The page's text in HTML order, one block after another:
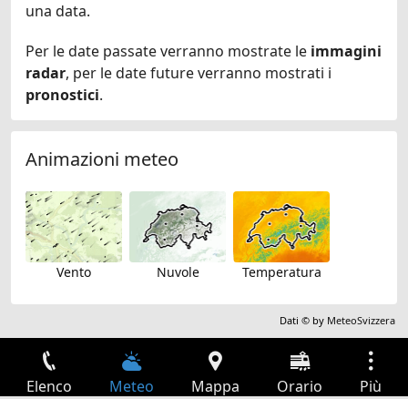
una data.
Per le date passate verranno mostrate le immagini
radar, per le date future verranno mostrati i
pronostici.
Animazioni meteo
Vento Nuvole Temperatura
Dati © by MeteoSvizzera
Elenco Meteo Mappa Orario Più